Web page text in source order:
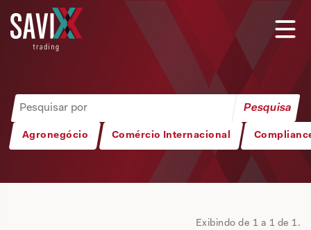
Agronegócio Comércio Internacional
Exibindo de 1 a 1 de 1.